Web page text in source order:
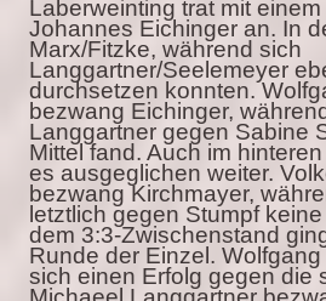
Laberweinting trat mit
Johannes Eichinger an. In
Marx/Fitzke, während sich
Langgartner/Seelemeyer
durchsetzen konnten.
bezwang Eichinger,
Langgartner gegen Sabine
Mittel fand. Auch im
es ausgeglichen weiter.
bezwang Kirchmayer,
letztlich gegen Stumpf
dem 3:3-Zwischenstand
Runde der Einzel.
sich einen Erfolg gegen die